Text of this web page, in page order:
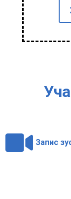
 Запис